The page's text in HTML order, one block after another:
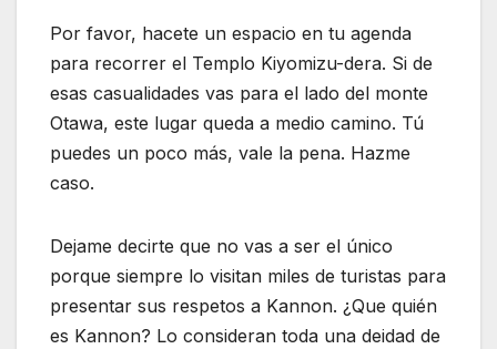
Por favor, hacete un espacio en tu agenda
para recorrer el Templo Kiyomizu-dera. Si de
esas casualidades vas para el lado del monte
Otawa, este lugar queda a medio camino. Tú
puedes un poco más, vale la pena. Hazme
caso.
Dejame decirte que no vas a ser el único
porque siempre lo visitan miles de turistas para
presentar sus respetos a Kannon. ¿Que quién
es Kannon? Lo consideran toda una deidad de